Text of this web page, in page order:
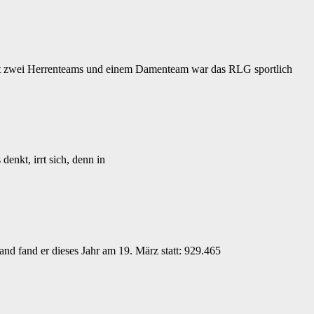
Herrenteams und einem Damenteam war das RLG sportlich
denkt, irrt sich, denn in
fand er dieses Jahr am 19. März statt: 929.465